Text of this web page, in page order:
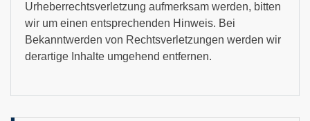
Urheberrechtsverletzung aufmerksam werden, bitten
wir um einen entsprechenden Hinweis. Bei
Bekanntwerden von Rechtsverletzungen werden wir
derartige Inhalte umgehend entfernen.